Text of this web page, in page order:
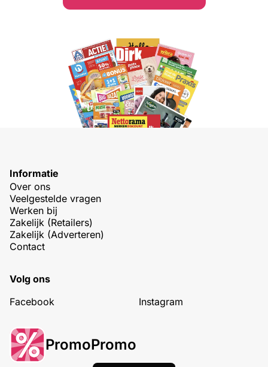
Informatie
Over ons
Veelgestelde vragen
Werken bij
Zakelijk (Retailers)
Zakelijk (Adverteren)
Contact
Volg ons
Facebook
Instagram
PromoPromo